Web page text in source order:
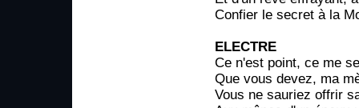
Confier le secret à la
ELECTRE
Ce n'est point, ce me
Que vous devez, ma
Vous ne sauriez offrir